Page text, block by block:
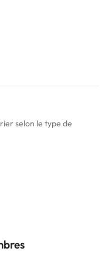
selon le type de